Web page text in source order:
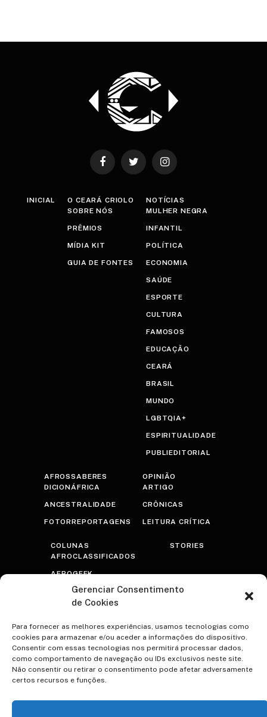
Gerenciar Consentimento
de Cookies
Para fornecer as melhores experiências, usamos tecnologias como
cookies para armazenar e/ou aceder a informações do dispositivo.
Consentir com essas tecnologias nos permitirá processar dados,
como comportamento de navegação ou IDs exclusivos neste site.
Não consentir ou retirar o consentimento pode afetar adversamente
certos recursos e funções.
FacebookTwitter Instagram
INICIAL
O CEARÁ CRIOLO
SOBRE NÓS
PRÊMIOS
MÍDIA KIT
GUIA DE FONTES
NOTÍCIAS
MULHER NEGRA
INFANTIL
POLÍTICA
ECONOMIA
SAÚDE
ESPORTE
CULTURA
FAMOSOS
EDUCAÇÃO
CEARÁ
BRASIL
MUNDO
LGBTQIA+
ESPIRITUALIDADE
PUBLIEDITORIAL
AFROSSABERES
DICIONÁFRICA
ANCESTRALIDADE
FOTORREPORTAGENS
OPINIÃO
ARTIGO
CRÔNICAS
LEITURA CRÍTICA
COLUNAS
AFROCLASSIFICADOS
AFROGEEK
RASTROS
AFROTRANSFUTURISTA
OLHAR PRETO
PSICOTERAPRETO
NEGRA VOZ
STORIES
ESPECIAIS